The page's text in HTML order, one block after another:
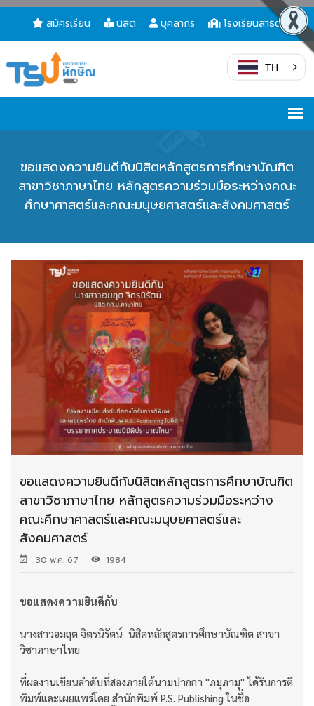
สมัครเรียน นิสิต บุคลากร โรงเรียนสาธิต
TH
ขอแสดงความยินดีกับนิสิตหลักสูตรการศึกษาบัณฑิต
สาขาวิชาภาษาไทย หลักสูตรความร่วมมือระหว่างคณะ
ศึกษาศาสตร์และคณะมนุษยศาสตร์และสังคมศาสตร์
ขอแสดงความยินดีกับนิสิตหลักสูตรการศึกษาบัณฑิต
สาขาวิชาภาษาไทย หลักสูตรความร่วมมือระหว่าง
คณะศึกษาศาสตร์และคณะมนุษยศาสตร์และ
สังคมศาสตร์
30 พ.ค. 67 1984
ขอแสดงความยินดีกับ
นางสาวอมฤต จิตรนิรัตน์ นิสิตหลักสูตรการศึกษาบัณฑิต สาขา
วิชาภาษาไทย
ที่ผลงานเขียนลำดับที่สองภายใต้นามปากกา "ภมุภามุ" ได้รับการตี
พิมพ์และเผยแพร่โดย สำนักพิมพ์ P.S. Publishing ในชื่อ